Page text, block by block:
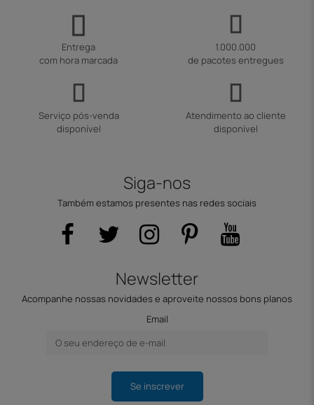
Entrega
com hora marcada
1.000.000
de pacotes entregues
Serviço pós-venda
disponível
Atendimento ao cliente
disponível
Siga-nos
Também estamos presentes nas redes sociais
Newsletter
Acompanhe nossas novidades e aproveite nossos bons planos
Email
Se inscrever